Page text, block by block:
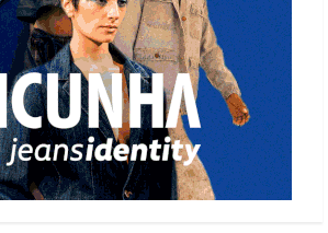
Dia dos Pais reforça retomada da
moda no varejo
7 de agosto de 2026